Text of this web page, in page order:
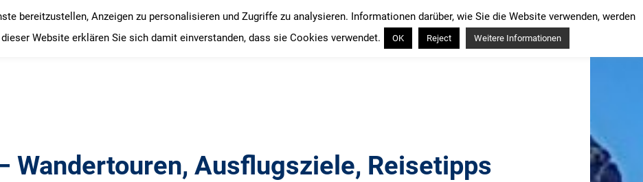
Wandertouren, Ausflugsziele, Reisetipps
bereitzustellen, Anzeigen zu personalisieren und Zugriffe zu analysieren. Informationen darüber, wie Sie die Website verwenden, werden
Website erklären Sie sich damit einverstanden, dass sie Cookies verwendet.
OK Reject Weitere Informationen